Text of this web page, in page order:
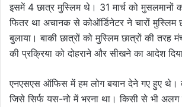
इसमें 4 छात्र मुस्लिम थे। 31 मार्च को मुसलमानों
फितर था अचानक से कोऑर्डिनेटर ने चारों मुस्लिम
बुलाया। बाकी छात्रों को मुस्लिम छात्रों की तरह
की प्रक्रिया को दोहराने और सीखने का आदेश
एन‌एस‌एस ऑफिस में हम लोग बयान देने गए हुए थे।
जिसे सिर्फ यस-नो में भरना था। किसी से भी